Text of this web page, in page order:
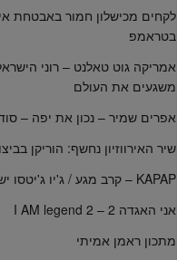
לקחים מכישלון חמור באבטחת
בטראמפ
משגעים את העולם
אפרים שמיר – נכון את יפה –
שיר האירווזיון נחשף: הוריקן
KAPAP – קרב מגע / ג'יו ג'יטסו ישראלי
אני האגדה 2 – I AM legend 2
מתכון ראמן אמיתי